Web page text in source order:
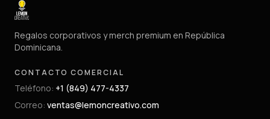
Regalos corporativos y merch premium en República
Dominicana.
CONTACTO COMERCIAL
Teléfono: +1 (849) 477-4337
Correo: ventas@lemoncreativo.com